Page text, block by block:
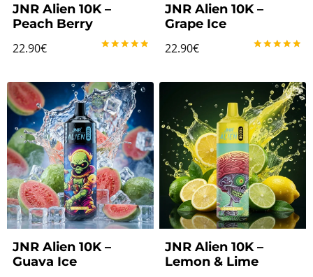
JNR Alien 10K –
Peach Berry
22.90€
JNR Alien 10K –
Grape Ice
22.90€
JNR Alien 10K –
Guava Ice
JNR Alien 10K –
Lemon & Lime